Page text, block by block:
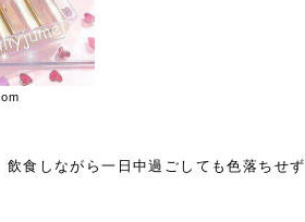
食しながら一日中過ごしても色落ちせず